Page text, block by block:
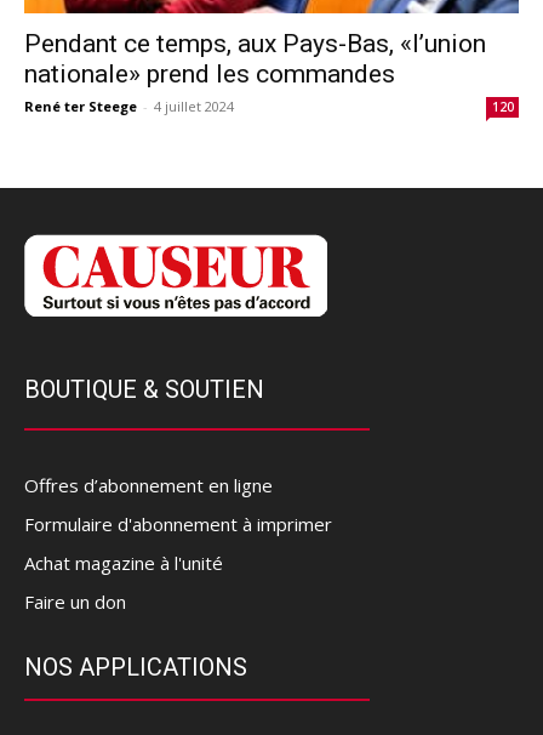
Pendant ce temps, aux Pays-Bas, «l’union
nationale» prend les commandes
René ter Steege - 4 juillet 2024 120
BOUTIQUE & SOUTIEN
Offres d’abonnement en ligne
Formulaire d'abonnement à imprimer
Achat magazine à l'unité
Faire un don
NOS APPLICATIONS